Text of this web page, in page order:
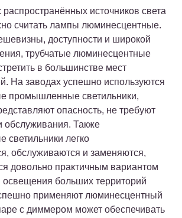
источников света
считать лампы люминесцентные.
доступности и широкой
трубчатые люминесцентные
в большинстве мест
На заводах успешно используются
промышленные светильники,
опасность, не требуют
обслуживания. Также
светильники легко
обслуживаются и заменяются,
довольно практичным вариантом
больших территорий
применяют люминесцентный
с диммером может обеспечивать